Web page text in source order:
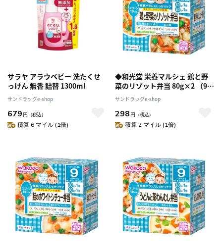
サラヤ アラウベビー 洗たくせ
っけん 無香 詰替 1300ml
サンドラッグe-shop
679 円 （税込）
積算 6 マイル (1倍)
◆和光堂 栄養マルシェ 鶏と野
菜のリゾット弁当 80g×2 （9ヶ
月頃から）
サンドラッグe-shop
298 円 （税込）
積算 2 マイル (1倍)